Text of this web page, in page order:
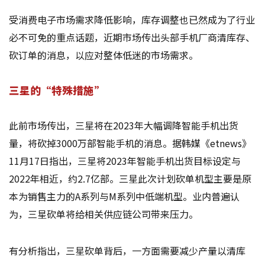
受消费电子市场需求降低影响，库存调整也已然成为了行业
必不可免的重点话题，近期市场传出头部手机厂商清库存、
砍订单的消息，以应对整体低迷的市场需求。
三星的“特殊措施”
此前市场传出，三星将在2023年大幅调降智能手机出货
量，将砍掉3000万部智能手机的消息。据韩媒《etnews》
11月17日指出，三星将2023年智能手机出货目标设定与
2022年相近，约2.7亿部。三星此次计划砍单机型主要是原
本为销售主力的A系列与M系列中低端机型。业内普遍认
为，三星砍单将给相关供应链公司带来压力。
有分析指出，三星砍单背后，一方面需要减少产量以清库